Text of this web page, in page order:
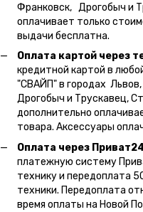
Франковск, Дрогобыч и
оплачивает только
выдачи бесплатна.
Оплата картой через
кредитной картой в
"СВАЙП" в городах
Дрогобыч и Трускавец,
дополнительно
товара. Аксессуары
Оплата через
платежную систему
технику и передоплата
техники. Передоплата
время оплаты на Новой